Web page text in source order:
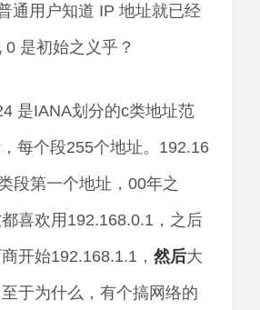
通用户知道 IP 地址就已经
是初始之义乎？
是IANA划分的c类地址范
每个段255个地址。192.16
段第一个地址，00年之
喜欢用192.168.0.1，之后
开始192.168.1.1， 然后大
于为什么，有个搞网络的